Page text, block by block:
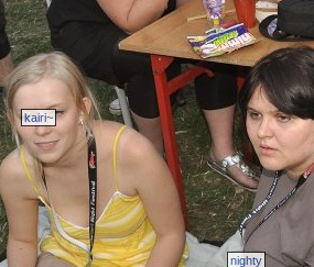
kairi~
nighty